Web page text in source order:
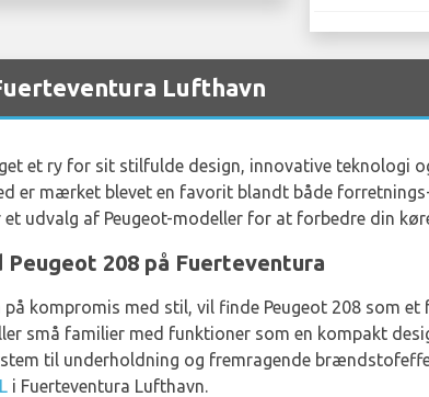
Lufthavn
et ry for sit stilfulde design, innovative teknologi
er mærket blevet en favorit blandt både
et udvalg af Peugeot-modeller for at forbedre din
208 på Fuerteventura
kompromis med stil, vil finde Peugeot 208 som et
små familier med funktioner som en kompakt
til underholdning og fremragende
i Fuerteventura Lufthavn.